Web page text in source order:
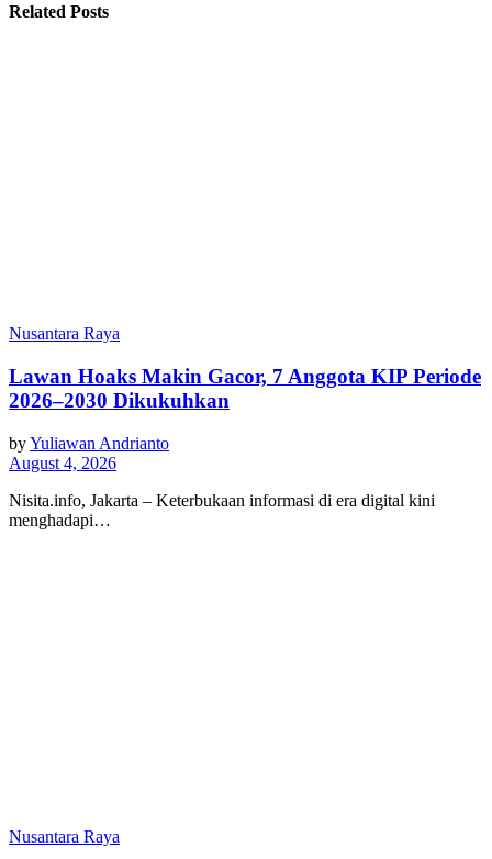
Related Posts
Nusantara Raya
Lawan Hoaks Makin Gacor, 7 Anggota KIP Periode
2026–2030 Dikukuhkan
byYuliawan Andrianto
August 4, 2026
Nisita.info, Jakarta – Keterbukaan informasi di era digital kini
menghadapi…
Nusantara Raya